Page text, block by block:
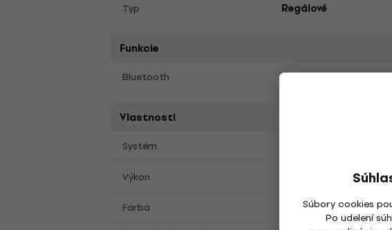
Súbory cookies
Po udelení
Typ Regálové
Funkcie
Bluetooth Nie
Vlastnosti
Systém
Výkon
Farba
Hnedá